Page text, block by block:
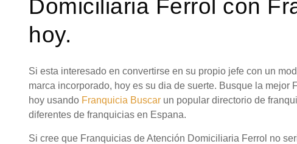
Domiciliaria Ferrol con
hoy.
Si esta interesado en convertirse en su propio jefe con un
marca incorporado, hoy es su dia de suerte. Busque la mejor
hoy usando Franquicia Buscar un popular directorio de
diferentes de franquicias en Espana.
Si cree que Franquicias de Atención Domiciliaria Ferrol no